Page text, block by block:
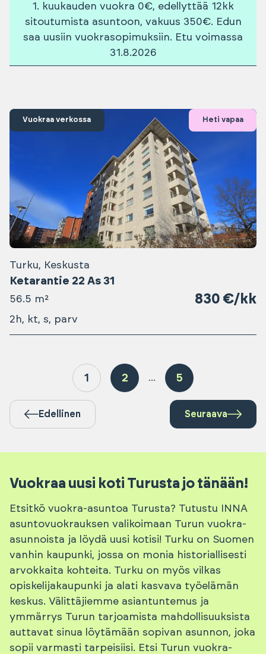
1. kuukauden vuokra 0€, edellyttää 12kk
sitoutumista asuntoon, vakuus 350€. Edun
saa uusiin vuokrasopimuksiin. Etu voimassa
31.8.2026
Vuokraa verkossa Heti vapaa
Turku, Keskusta
Ketarantie 22 As 31
56.5 m² 830 €/kk
2h, kt, s, parv
Edellinen
1 2 ... 5
Seuraava
Vuokraa uusi koti Turusta jo tänään!
Etsitkö vuokra-asuntoa Turusta? Tutustu INNA
asuntovuokrauksen valikoimaan Turun vuokra-
asunnoista ja löydä uusi kotisi! Turku on Suomen
vanhin kaupunki, jossa on monia historiallisesti
arvokkaita kohteita. Turku on myös vilkas
opiskelijakaupunki ja alati kasvava työelämän
keskus. Välittäjiemme asiantuntemus ja
ymmärrys Turun tarjoamista mahdollisuuksista
auttavat sinua löytämään sopivan asunnon, joka
sopii varmasti tarpeisiisi. Etsi Turun vuokra-